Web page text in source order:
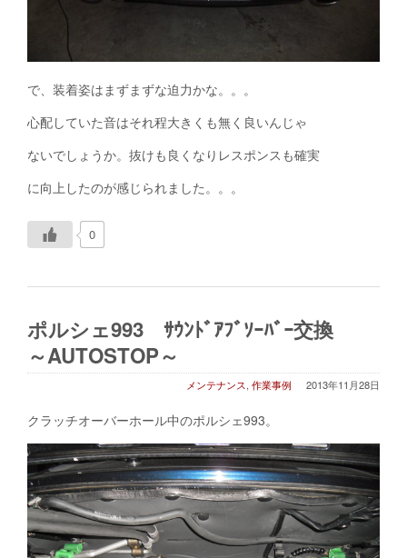
で、装着姿はまずまずな迫力かな。。。
心配していた音はそれ程大きくも無く良いんじゃ
ないでしょうか。抜けも良くなりレスポンスも確実
に向上したのが感じられました。。。
0
ポルシェ993 ｻｳﾝﾄﾞｱﾌﾞｿｰﾊﾞｰ交換
～AUTOSTOP～
2013年11月28日
メンテナンス,作業事例
クラッチオーバーホール中のポルシェ993。